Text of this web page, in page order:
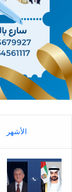
الأشهر